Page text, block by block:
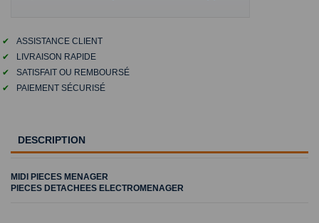
✔
ASSISTANCE CLIENT
✔
LIVRAISON RAPIDE
✔
SATISFAIT OU REMBOURSÉ
✔
PAIEMENT SÉCURISÉ
DESCRIPTION
MIDI PIECES MENAGER
PIECES DETACHEES ELECTROMENAGER